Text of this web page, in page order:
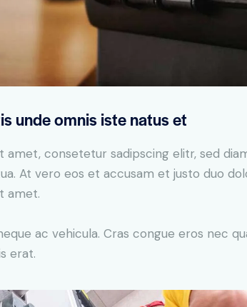
unde omnis iste natus et
amet, consetetur sadipscing elitr, sed
At vero eos et accusam et justo duo
amet.
ac vehicula. Cras congue eros nec
erat.